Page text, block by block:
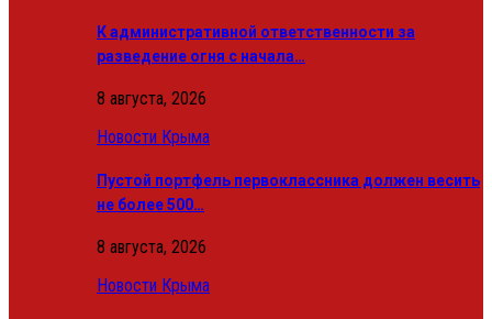
К административной ответственности за
разведение огня с начала…
8 августа, 2026
Новости Крыма
Пустой портфель первоклассника должен весить
не более 500…
8 августа, 2026
Новости Крыма